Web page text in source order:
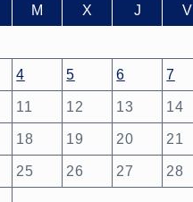
M X J V
4 5 6 7
11 12 13 14
18 19 20 21
25 26 27 28